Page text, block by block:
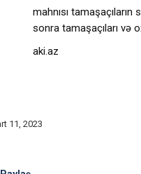
mahnısı
sonra tamaşaçıları və
aki.az
11, 2023